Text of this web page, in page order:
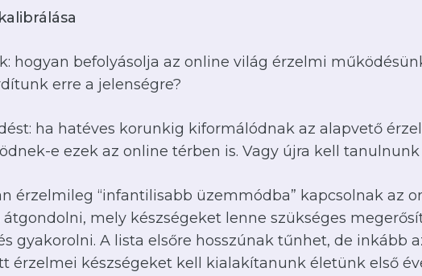
hogyan befolyásolja az online világ érzelmi
erre a jelenségre?
ha hatéves korunkig kiformálódnak az alapvető
e ezek az online térben is. Vagy újra kell
érzelmileg “infantilisabb üzemmódba” kapcsolnak az
mely készségeket lenne szükséges
gyakorolni. A lista elsőre hosszúnak tűnhet, de inkább
érzelmei készségeket kell kialakítanunk életünk első